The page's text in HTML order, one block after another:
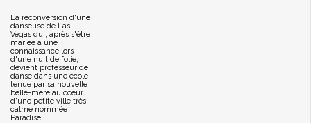
La reconversion d'une
danseuse de Las
Vegas qui, après s'être
mariée à une
connaissance lors
d'une nuit de folie,
devient professeur de
danse dans une école
tenue par sa nouvelle
belle-mère au coeur
d'une petite ville très
calme nommée
Paradise...